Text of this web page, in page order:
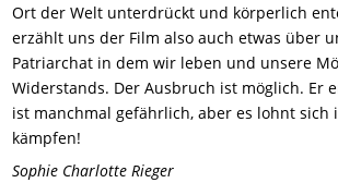
Ort der Welt unterdrückt und körperlich
erzählt uns der Film also auch etwas über
Patriarchat in dem wir leben und unsere
Widerstands. Der Ausbruch ist möglich. Er
ist manchmal gefährlich, aber es lohnt sich
kämpfen!
Sophie Charlotte Rieger